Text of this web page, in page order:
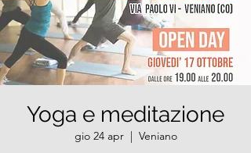
Yoga e meditazione
gio 24 apr
  |
Veniano